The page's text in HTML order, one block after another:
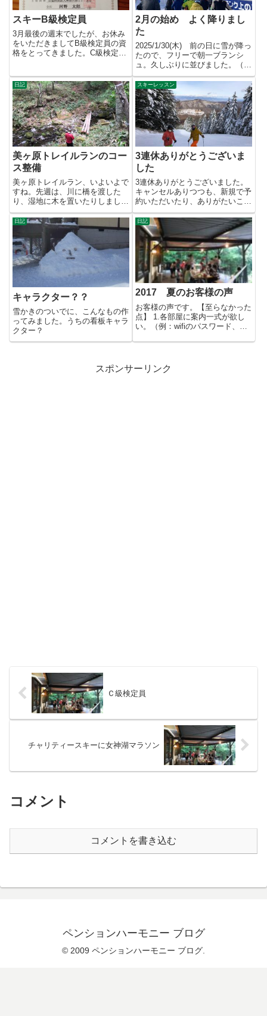
スキーB級検定員
3月最後の週末でしたが、お休み
をいただきましてB級検定員の資
格をとってきました。C級検定員
2月の始め よく降りまし
た
2025/1/30(木) 前の日に雪が降っ
たので、フリーで朝一ブランシ
ュ。久しぶりに並びました。（営
業開始が少し遅れてた...
日記
美ヶ原トレイルランのコー
ス整備
美ヶ原トレイルラン、いよいよで
すね。先週は、川に橋を渡した
り、湿地に木を置いたりしまし
た。今年はドロドロにならずに通
過で...
スキーレッスン
3連休ありがとうございま
した
3連休ありがとうございました。
キャンセルありつつも、新規で予
約いただいたり、ありがたいこと
です。今回見合わせた方も、状
況...
日記
キャラクター？？
雪かきのついでに、こんなもの作
ってみました。うちの看板キャラ
クター？
日記
2017 夏のお客様の声
お客様の声です。【至らなかった
点】 1.各部屋に案内一式が欲し
い。（例：wifiのパスワード、施
スポンサーリンク
Ｃ級検定員
チャリティースキーに女神湖マラソン
コメント
コメントを書き込む
ペンションハーモニー ブログ
© 2009 ペンションハーモニー ブログ.